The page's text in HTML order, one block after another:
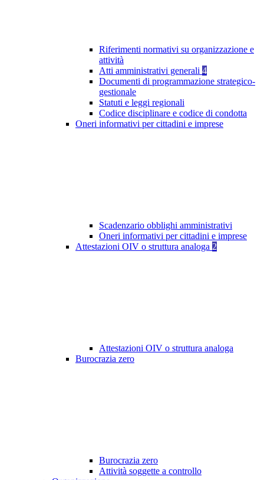
Riferimenti normativi su organizzazione e
attività
Atti amministrativi generali 4
Documenti di programmazione strategico-
gestionale
Statuti e leggi regionali
Codice disciplinare e codice di condotta
Oneri informativi per cittadini e imprese
Scadenzario obblighi amministrativi
Oneri informativi per cittadini e imprese
Attestazioni OIV o struttura analoga 2
Attestazioni OIV o struttura analoga
Burocrazia zero
Burocrazia zero
Attività soggette a controllo